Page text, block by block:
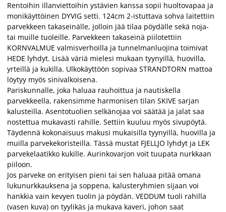
Rentoihin illanviettoihin ystävien kanssa sopii huoltovapaa ja
monikäyttöinen DYVIG setti. 124cm 2-istuttava sohva laitettiin
parvekkeen takaseinälle, jolloin jää tilaa pöydälle sekä noja-
tai muille tuoleille. Parvekkeen takaseinä piilotettiin
KORNVALMUE valmisverhoilla ja tunnelmanluojina toimivat
HEDE lyhdyt. Lisää väriä mielesi mukaan tyynyillä, huovilla,
yrteillä ja kukilla. Ulkokäyttöön sopivaa STRANDTORN mattoa
löytyy myös sinivalkoisena.
Pariskunnalle, joka haluaa rauhoittua ja nautiskella
parvekkeella, rakensimme harmonisen tilan SKIVE sarjan
kalusteilla. Asentotuolien selkänojaa voi säätää ja jalat saa
nostettua mukavasti rahille. Settiin kuuluu myös sivupöytä.
Täydennä kokonaisuus makusi mukaisilla tyynyillä, huovilla ja
muilla parvekekoristeilla. Tässä mustat FJELLJO lyhdyt ja LEK
parvekelaatikko kukille. Aurinkovarjon voit tuupata nurkkaan
piiloon.
Jos parveke on erityisen pieni tai sen haluaa pitää omana
lukunurkkauksena ja soppena, kalusteryhmien sijaan voi
hankkia vain kevyen tuolin ja pöydän. VEDDUM tuoli rahilla
(vasen kuva) on tyylikäs ja mukava kaveri, johon saat